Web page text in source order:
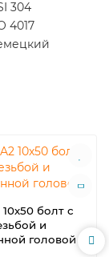
304
4017
болт с
и
головой